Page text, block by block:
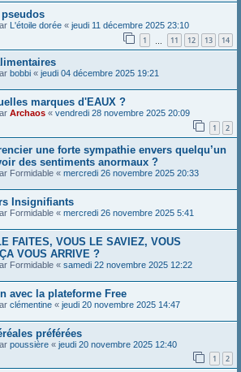
L'étoile dorée « jeudi 11 décembre 2025 23:10
1 11 12 13 14
bobbi « jeudi 04 décembre 2025 19:21
marques d'EAUX ?
Archaos « vendredi 28 novembre 2025 20:09
1 2
une forte sympathie envers quelqu’un
des sentiments anormaux ?
Formidable « mercredi 26 novembre 2025 20:33
Insignifiants
Formidable « mercredi 26 novembre 2025 5:41
FAITES, VOUS LE SAVIEZ, VOUS
VOUS ARRIVE ?
Formidable « samedi 22 novembre 2025 12:22
avec la plateforme Free
clémentine « jeudi 20 novembre 2025 14:47
préférées
poussière « jeudi 20 novembre 2025 12:40
1 2